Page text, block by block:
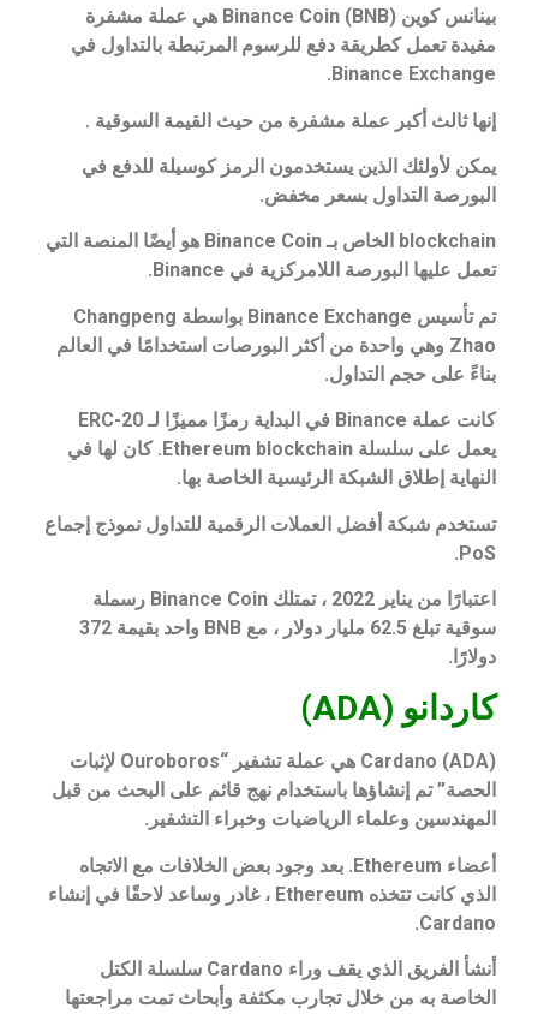
بينانس كوين Binance Coin (BNB) هي عملة مشفرة
مفيدة تعمل كطريقة دفع للرسوم المرتبطة بالتداول في
Binance Exchange.
إنها ثالث أكبر عملة مشفرة من حيث القيمة السوقية .
يمكن لأولئك الذين يستخدمون الرمز كوسيلة للدفع في
البورصة التداول بسعر مخفض.
blockchain الخاص بـ Binance Coin هو أيضًا المنصة التي
تعمل عليها البورصة اللامركزية في Binance.
تم تأسيس Binance Exchange بواسطة Changpeng
Zhao وهي واحدة من أكثر البورصات استخدامًا في العالم
بناءً على حجم التداول.
كانت عملة Binance في البداية رمزًا مميزًا لـ ERC-20
يعمل على سلسلة Ethereum blockchain. كان لها في
النهاية إطلاق الشبكة الرئيسية الخاصة بها.
تستخدم شبكة أفضل العملات الرقمية للتداول نموذج إجماع
PoS.
اعتبارًا من يناير 2022 ، تمتلك Binance Coin رسملة
سوقية تبلغ 62.5 مليار دولار ، مع BNB واحد بقيمة 372
دولارًا.
كاردانو (ADA)
Cardano (ADA) هي عملة تشفير “Ouroboros لإثبات
الحصة” تم إنشاؤها باستخدام نهج قائم على البحث من قبل
المهندسين وعلماء الرياضيات وخبراء التشفير.
أعضاء Ethereum. بعد وجود بعض الخلافات مع الاتجاه
الذي كانت تتخذه Ethereum ، غادر وساعد لاحقًا في إنشاء
Cardano.
أنشأ الفريق الذي يقف وراء Cardano سلسلة الكتل
الخاصة به من خلال تجارب مكثفة وأبحاث تمت مراجعتها